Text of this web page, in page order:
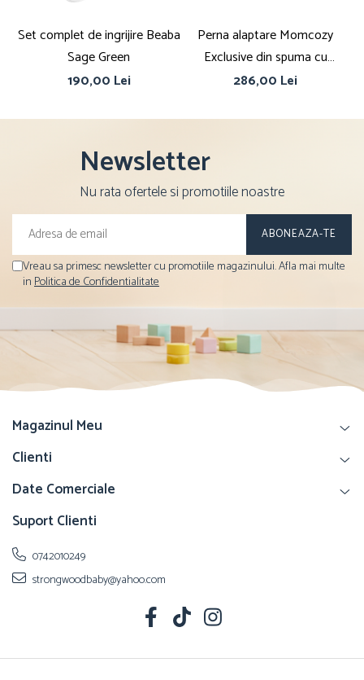
Set complet de ingrijire Beaba
Sage Green
190,00 Lei
Perna alaptare Momcozy
Exclusive din spuma cu
memorie Grey
286,00 Lei
Newsletter
Nu rata ofertele si promotiile noastre
Vreau sa primesc newsletter cu promotiile magazinului. Afla mai multe
inPolitica de Confidentialitate
Magazinul Meu
Clienti
Date Comerciale
Suport Clienti
0742010249
strongwoodbaby@yahoo.com